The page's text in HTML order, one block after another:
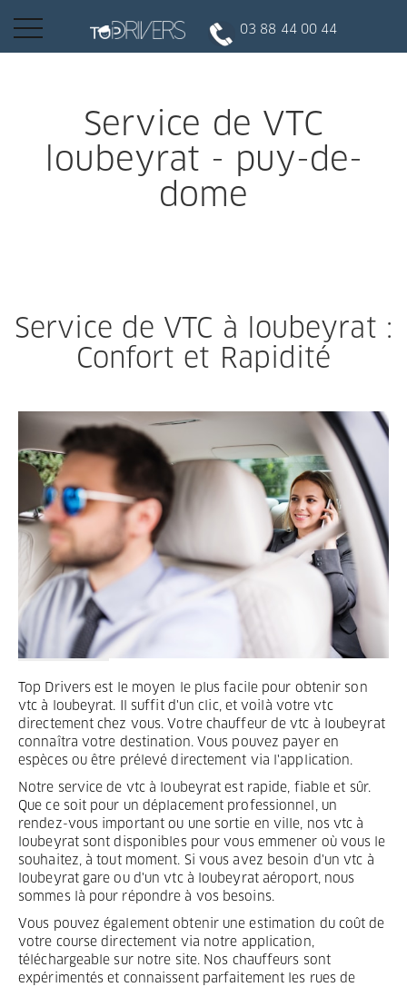
INSCRIPTION CLIENT
Politique de confidentialité
Mentions légales
Privacy
Basculer
03 88 44 00 44
Service de VTC
loubeyrat - puy-de-
dome
Service de VTC à loubeyrat :
Confort et Rapidité
Top Drivers est le moyen le plus facile pour obtenir son
vtc à loubeyrat. Il suffit d'un clic, et voilà votre vtc
directement chez vous. Votre chauffeur de vtc à loubeyrat
connaîtra votre destination. Vous pouvez payer en
espèces ou être prélevé directement via l'application.
Notre service de vtc à loubeyrat est rapide, fiable et sûr.
Que ce soit pour un déplacement professionnel, un
rendez-vous important ou une sortie en ville, nos vtc à
loubeyrat sont disponibles pour vous emmener où vous le
souhaitez, à tout moment. Si vous avez besoin d'un vtc à
loubeyrat gare ou d'un vtc à loubeyrat aéroport, nous
sommes là pour répondre à vos besoins.
Vous pouvez également obtenir une estimation du coût de
votre course directement via notre application,
téléchargeable sur notre site. Nos chauffeurs sont
expérimentés et connaissent parfaitement les rues de